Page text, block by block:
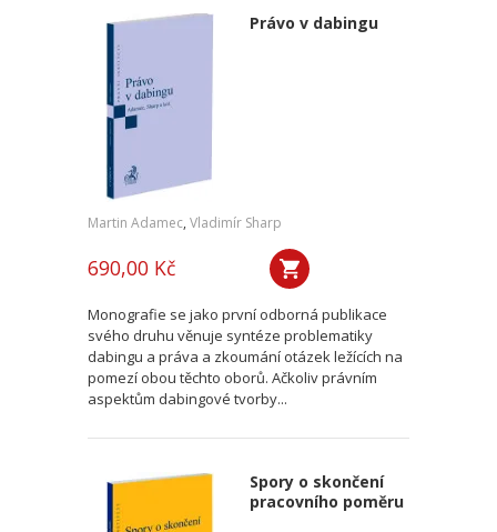
Právo v dabingu
Martin Adamec, Vladimír Sharp
690,00 Kč
Monografie se jako první odborná publikace
svého druhu věnuje syntéze problematiky
dabingu a práva a zkoumání otázek ležících na
pomezí obou těchto oborů. Ačkoliv právním
aspektům dabingové tvorby...
Spory o skončení
pracovního poměru